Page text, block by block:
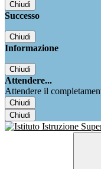
Chiudi
Successo
Chiudi
Informazione
Chiudi
Attendere...
Attendere il
Chiudi
Chiudi